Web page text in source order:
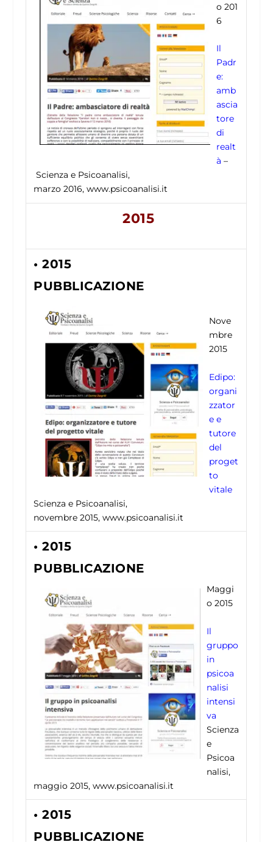
o 201
6
Il
Padr
e:
amb
ascia
tore
di
realt
à –
Scienza e Psicoanalisi,
marzo 2016, www.psicoanalisi.it
2015
• 2015
PUBBLICAZIONE
Nove
mbre
2015
Edipo:
organi
zzator
e e
tutore
del
proget
to
vitale
Scienza e Psicoanalisi,
novembre 2015, www.psicoanalisi.it
• 2015
PUBBLICAZIONE
Maggi
o 2015
Il
gruppo
in
psicoa
nalisi
intensi
va
Scienza
e
Psicoa
nalisi,
maggio 2015, www.psicoanalisi.it
• 2015
PUBBLICAZIONE